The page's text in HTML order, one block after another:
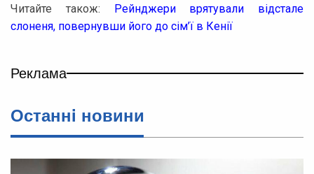
Читайте також:
Рейнджери врятували відстале
слоненя, повернувши його до сім’ї в Кенії
Реклама
Останнi новини